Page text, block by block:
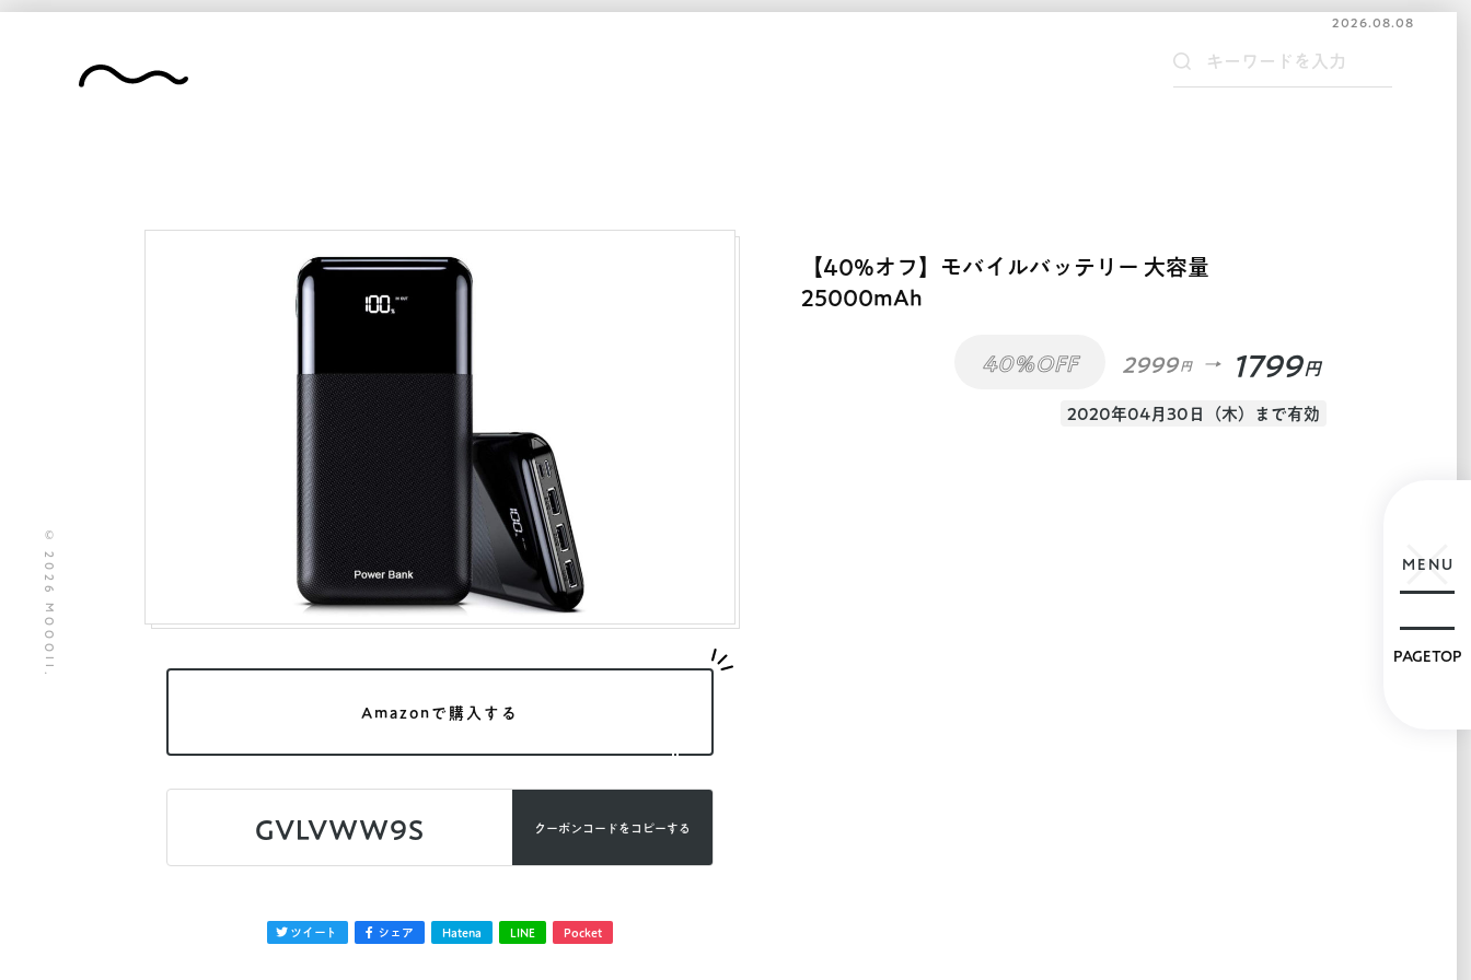
2026.08.08
Amazonで購入する
GVLVWW9S クーポンコードを コピーする
ツイート シェア Hatena LINE Pocket
【40%オフ】モバイルバッテリー 大容量
25000mAh
40%OFF 2999 円 1799 円
2020年04月30日（木）まで有効
© 2026 MOOOII. MENU
PAGETOP